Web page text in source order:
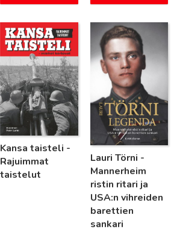
Kansa taisteli -
Rajuimmat
taistelut
Lue lisää
Lauri Törni -
Mannerheim
ristin ritari ja
USA:n vihreiden
barettien
sankari
Lue lisää